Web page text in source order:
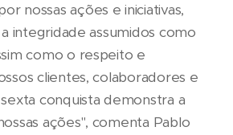
nossas ações e iniciativas,
integridade assumidos como
como o respeito e
clientes, colaboradores e
sexta conquista demonstra a
ações", comenta Pablo